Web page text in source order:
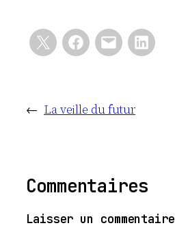
← La veille du futur
Commentaires
Laisser un commentaire